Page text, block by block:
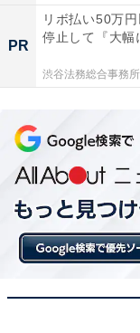
PR
リボ払い50万
停止して『大幅
渋谷法務総合事務所